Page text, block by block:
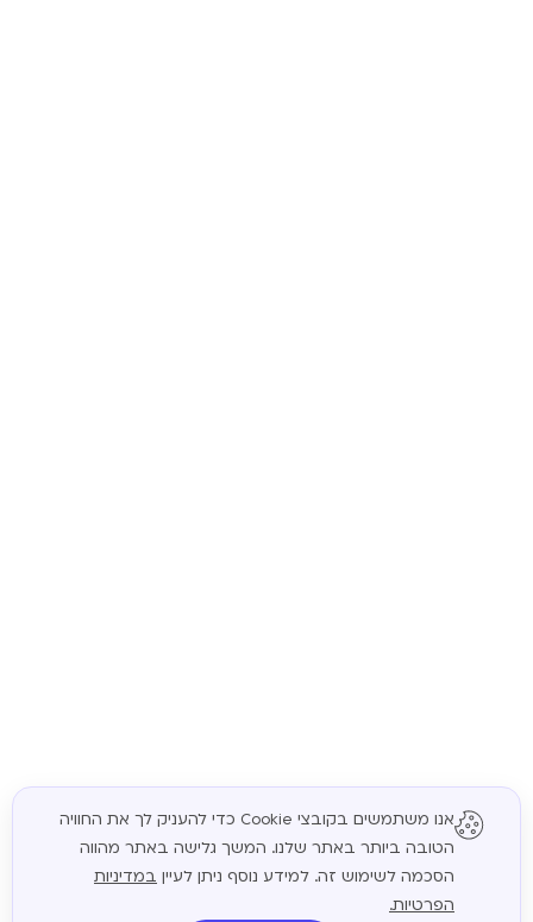
המשך
אנו משתמשים בקובצי Cookie כדי להעניק לך את החוויה
הטובה ביותר באתר שלנו. המשך גלישה באתר מהווה
הסכמה לשימוש זה. למידע נוסף ניתן לעיין במדיניות
הפרטיות.